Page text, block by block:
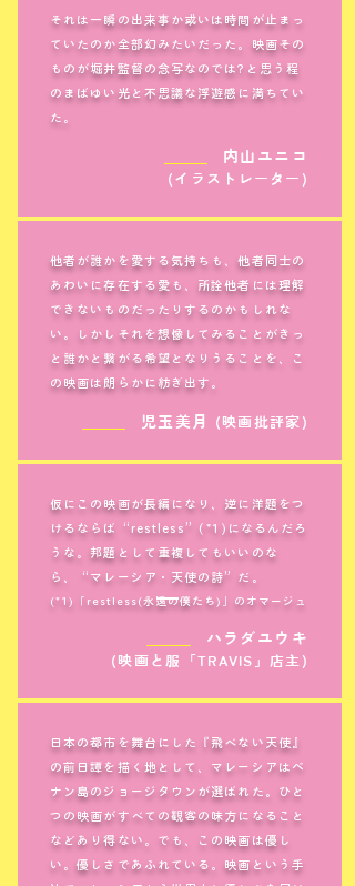
それは一瞬の出来事か或いは時間が止まっ
ていたのか全部幻みたいだった。映画その
ものが堀井監督の念写なのでは?と思う程
のまばゆい光と不思議な浮遊感に満ちてい
た。
内山ユニコ
(イラストレーター)
他者が誰かを愛する気持ちも、他者同士の
あわいに存在する愛も、所詮他者には理解
できないものだったりするのかもしれな
い。しかしそれを想像してみることがきっ
と誰かと繋がる希望となりうることを、こ
の映画は朗らかに紡ぎ出す。
児玉美月 (映画批評家)
仮にこの映画が長編になり、逆に洋題をつ
けるならば“restless”(*1)になるんだろ
うな。邦題として重複してもいいのな
ら、“マレーシア・天使の詩”だ。
(*1)「restless(永遠の僕たち)」のオマージュ
ハラダユウキ
(映画と服「TRAVIS」店主)
日本の都市を舞台にした『飛べない天使』
の前日譚を描く地として、マレーシアはペ
ナン島のジョージタウンが選ばれた。ひと
つの映画がすべての観客の味方になること
などあり得ない。でも、この映画は優し
い。優しさであふれている。映画という手